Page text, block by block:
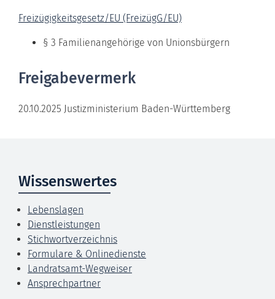
Freizügigkeitsgesetz/EU (FreizügG/EU)
§ 3 Familienangehörige von Unionsbürgern
Freigabevermerk
20.10.2025 Justizministerium Baden-Württemberg
Wissenswertes
Lebenslagen
Dienstleistungen
Stichwortverzeichnis
Formulare & Onlinedienste
Landratsamt-Wegweiser
Ansprechpartner